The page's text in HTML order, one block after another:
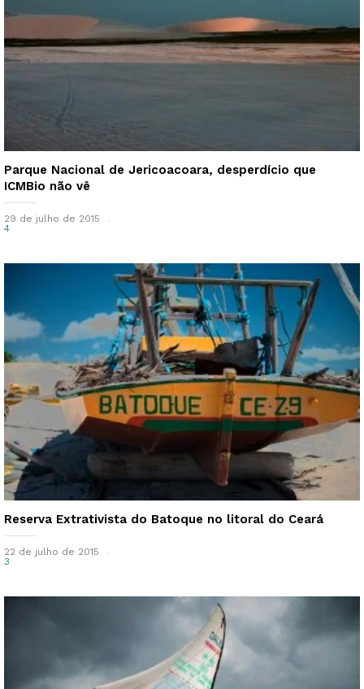
Parque Nacional de Jericoacoara, desperdício que
ICMBio não vê
29 de julho de 2015
4
Reserva Extrativista do Batoque no litoral do Ceará
22 de julho de 2015
3